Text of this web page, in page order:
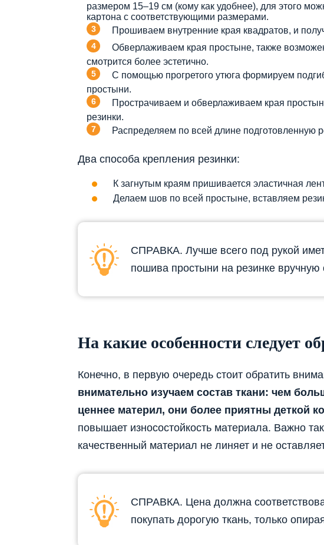
размером 15–19 см (кому как удобнее), для этого
картона с соответствующими размерами.
Прошиваем внутренние края квадратов, и
Обверлаживаем края простыне, также
смотрится более эстетично.
С помощью прогретого утюга формируем
простыни.
Прострачиваем и обверлаживаем края
резинки.
Распределяем по всей длине подготовленную
Два способа крепления резинки:
К загнутым краям пришивается эластичная
Делаем шов по всей простыне, вставляем
СПРАВКА. Лучше всего под рукой
пошива простыни на резинке вручную
На какие особенности следует
Конечно, в первую очередь стоит обратить
внимательно изучаем состав ткани: чем
ценнее материл, они более приятны деткой
повышает износостойкость материала. Важно
качественный материал не линяет и не
СПРАВКА. Цена должна
покупать дорогую ткань, только